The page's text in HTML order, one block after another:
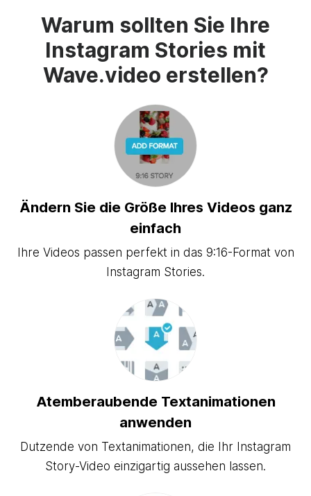
Warum sollten Sie Ihre
Instagram Stories mit
Wave.video erstellen?
Ändern Sie die Größe Ihres Videos ganz
einfach
Ihre Videos passen perfekt in das 9:16-Format von
Instagram Stories.
Atemberaubende Textanimationen
anwenden
Dutzende von Textanimationen, die Ihr Instagram
Story-Video einzigartig aussehen lassen.